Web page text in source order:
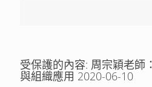
受保護的內容: 周宗穎老師
與組織應用 2020-06-10